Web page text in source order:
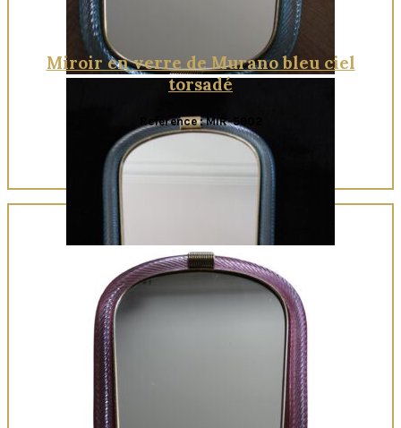
Miroir en verre de Murano bleu ciel
torsadé
Reference : MIR-5902